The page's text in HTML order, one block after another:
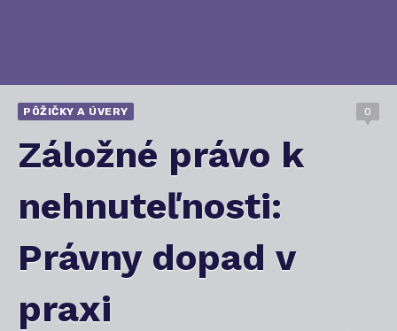
PÔŽIČKY A ÚVERY 0
Záložné právo k
nehnuteľnosti:
Právny dopad v
praxi